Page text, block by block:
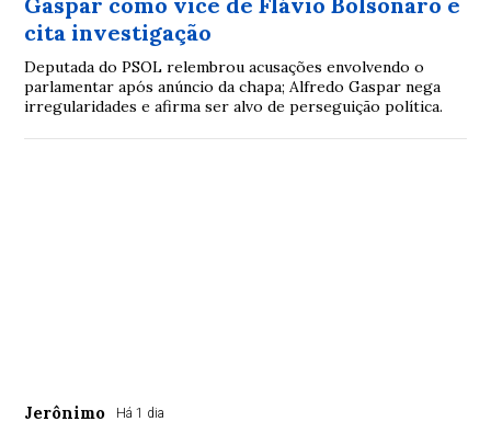
cita investigação
Deputada do PSOL relembrou acusações envolvendo o
parlamentar após anúncio da chapa; Alfredo Gaspar nega
irregularidades e afirma ser alvo de perseguição política.
Jerônimo Há 1 dia